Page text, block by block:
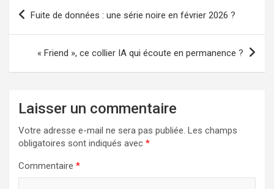
Navigation
Fuite de données : une série noire en février 2026 ?
« Friend », ce collier IA qui écoute en permanence ?
Laisser un commentaire
Votre adresse e-mail ne sera pas publiée. Les champs
obligatoires sont indiqués avec *
Commentaire *